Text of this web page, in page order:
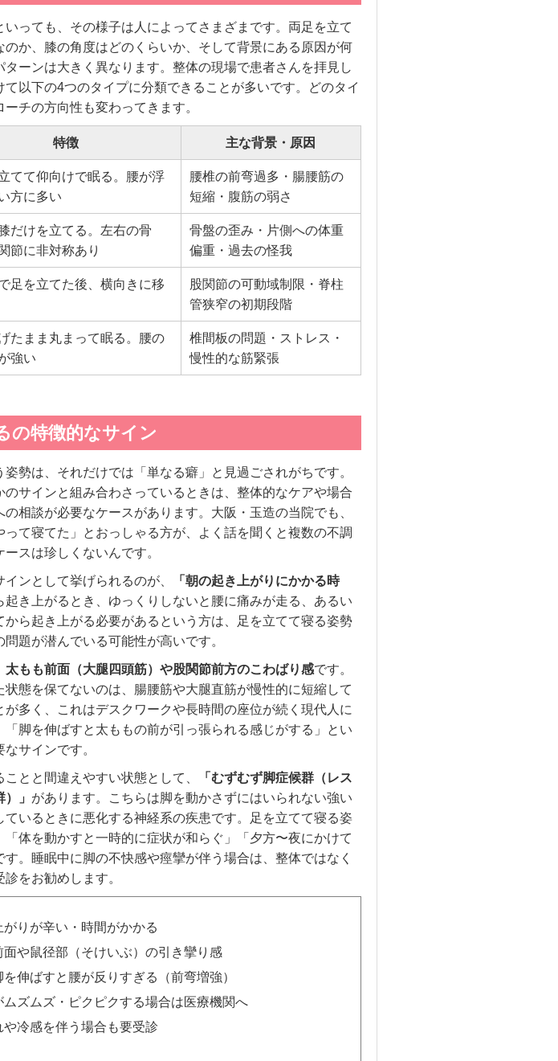
いっても、その様子は人によってさまざまです。両足を立て
のか、膝の角度はどのくらいか、そして背景にある原因が何
ターンは大きく異なります。整体の現場で患者さんを拝見し
て以下の4つのタイプに分類できることが多いです。どのタイ
チの方向性も変わってきます。
特徴 主な背景・原因
てて仰向けで眠る。腰が浮
方に多い
腰椎の前弯過多・腸腰筋の
短縮・腹筋の弱さ
だけを立てる。左右の骨
節に非対称あり
骨盤の歪み・片側への体重
偏重・過去の怪我
足を立てた後、横向きに移
股関節の可動域制限・脊柱
管狭窄の初期段階
たまま丸まって眠る。腰の
強い
椎間板の問題・ストレス・
慢性的な筋緊張
の特徴的なサイン
勢は、それだけでは「単なる癖」と見過ごされがちです。
のサインと組み合わさっているときは、整体的なケアや場合
相談が必要なケースがあります。大阪・玉造の当院でも、
って寝てた」とおっしゃる方が、よく話を聞くと複数の不調
スは珍しくないんです。
ンとして挙げられるのが、
「朝の起き上がりにかかる時
起き上がるとき、ゆっくりしないと腰に痛みが走る、あるい
から起き上がる必要があるという方は、足を立てて寝る姿勢
題が潜んでいる可能性が高いです。
太もも前面（大腿四頭筋）や股関節前方のこわばり感です。
状態を保てないのは、腸腰筋や大腿直筋が慢性的に短縮して
が多く、これはデスクワークや長時間の座位が続く現代人に
「脚を伸ばすと太ももの前が引っ張られる感じがする」とい
サインです。
とと間違えやすい状態として、
「むずむず脚症候群（レス
」 があります。こちらは脚を動かさずにはいられない強い
ているときに悪化する神経系の疾患です。足を立てて寝る姿
「体を動かすと一時的に症状が和らぐ」「夕方〜夜にかけて
。睡眠中に脚の不快感や痙攣が伴う場合は、整体ではなく
をお勧めします。
がりが辛い・時間がかかる
面や鼠径部（そけいぶ）の引き攣り感
伸ばすと腰が反りすぎる（前弯増強）
ムズムズ・ピクピクする場合は医療機関へ
や冷感を伴う場合も要受診